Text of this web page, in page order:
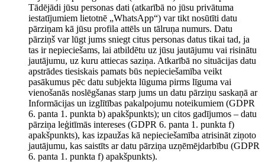
Tādējādi jūsu personas dati (atkarībā no jūsu privātuma
iestatījumiem lietotnē „WhatsApp“) var tikt nosūtīti datu
pārziņam kā jūsu profila attēls un tālruņa numurs. Datu
pārziņš var lūgt jums sniegt citus personas datus tikai tad, ja
tas ir nepieciešams, lai atbildētu uz jūsu jautājumu vai risinātu
jautājumu, uz kuru attiecas saziņa. Atkarībā no situācijas datu
apstrādes tiesiskais pamats būs nepieciešamība veikt
pasākumus pēc datu subjekta lūguma pirms līguma vai
vienošanās noslēgšanas starp jums un datu pārziņu saskaņā ar
Informācijas un izglītības pakalpojumu noteikumiem (GDPR
6. panta 1. punkta b) apakšpunkts); un citos gadījumos – datu
pārziņa leģitīmās intereses (GDPR 6. panta 1. punkta f)
apakšpunkts), kas izpaužas kā nepieciešamība atrisināt ziņoto
jautājumu, kas saistīts ar datu pārziņa uzņēmējdarbību (GDPR
6. panta 1. punkta f) apakšpunkts).